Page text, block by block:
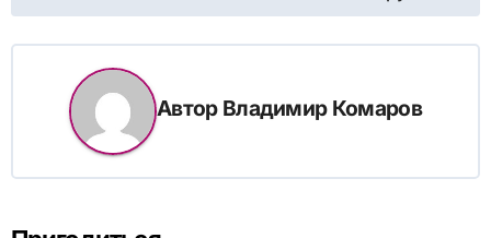
Автор Владимир Комаров